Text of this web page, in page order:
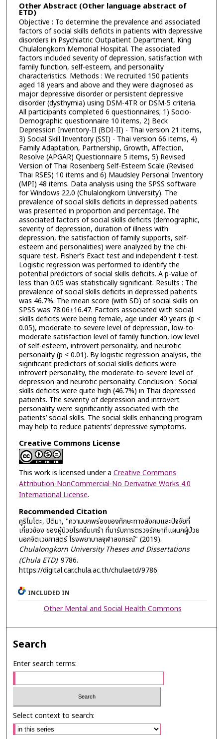
Other Abstract (Other language abstract of
ETD)
Objective : To determine the prevalence and associated
factors of social skills deficits in patients with depressive
disorders in Psychiatric Outpatient Department, King
Chulalongkorn Memorial Hospital. The associated
factors included severity of depression, satisfaction with
family function, self-esteem, and personality
characteristics. Methods : We recruited 150 patients
aged 18 years and above and they were diagnosed as
major depressive disorder or persistent depressive
disorder (dysthymia) using DSM-4TR or DSM-5 criteria.
All participants completed 6 questionnaires; 1) Socio-
Demographic questionnaire 10 items, 2) Beck
Depression Inventory-II (BDI-II) - Thai version 21 items,
3) Social Skill Inventory (SSI) - Thai version 66 items, 4)
Family Adaptation, Partnership, Growth, Affection,
Resolve (APGAR) Questionnaire 5 items, 5) Revised
Version of Thai Rosenberg Self-Esteem Scale (Revised
Thai RSES) 10 items and 6) Maudsley Personal Inventory
(MPI) 48 items. Data analysis using the SPSS software
for Windows 22.0 (Chulalongkorn University). The
prevalence of social skills deficits in depressed patients
was presented in proportion and percentage. The
associated factors of social skills deficits (demographic,
severity of depression, duration of illness with
depression, the satisfaction of family supports, self-
esteem and personalities) were analyzed by the chi-
square test, Fisher’s Exact test and independent t-test.
Logistic regression was performed to identify the
potential predictors of social skills deficits. A p-value of
less than 0.05 was statistically significant. Results : The
prevalence of social skills deficits in depressed patients
was 46.7%. The mean score (with SD) of social skills on
SPSS was 78.06±16.47. Factors associated with social
skills deficits were being female, age under 40 years (p <
0.05), moderate-to-severe level of depression, low-to-
moderate satisfaction level of family function, low level
of self-esteem, introvert personality, and neurotic
personality (p < 0.01). By logistic regression analysis, the
significant predictors of social skills deficits were
introvert personality, the moderate-to-severe level of
depression and neurotic personality. Conclusion : Social
skills deficits were quite high (46.7%) in Thai depressed
patients. The severity of depression and introvert
personality were significantly associated with the
patients’ social skills. The social skills enhancing program
may help to reduce patients’ depressive symptoms.
Creative Commons License
This work is licensed under a Creative Commons
Attribution-NonCommercial-No Derivative Works 4.0
International License.
Recommended Citation
คูริโมโตะ, ปิติมา, "ความบกพร่องของทักษะทางสังคมและปัจจัยที่
เกี่ยวข้อง ของผู้ป่วยโรคซึมเศร้า ที่มารับการตรวจรักษาที่แผนกผู้ป่วย
นอกจิตเวชศาสตร์ โรงพยาบาลจุฬาลงกรณ์" (2019).
Chulalongkorn University Theses and Dissertations
(Chula ETD). 9786.
https://digital.car.chula.ac.th/chulaetd/9786
INCLUDED IN
Other Mental and Social Health Commons
Search
Enter search terms:
Select context to search: